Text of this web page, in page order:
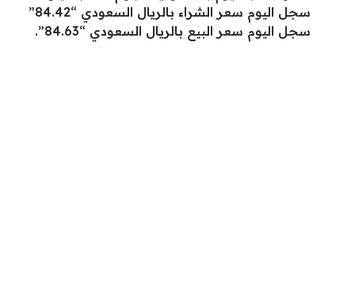
سجل اليوم سعر الشراء بالريال السعودي “84.42”
سجل اليوم سعر البيع بالريال السعودي “84.63”.